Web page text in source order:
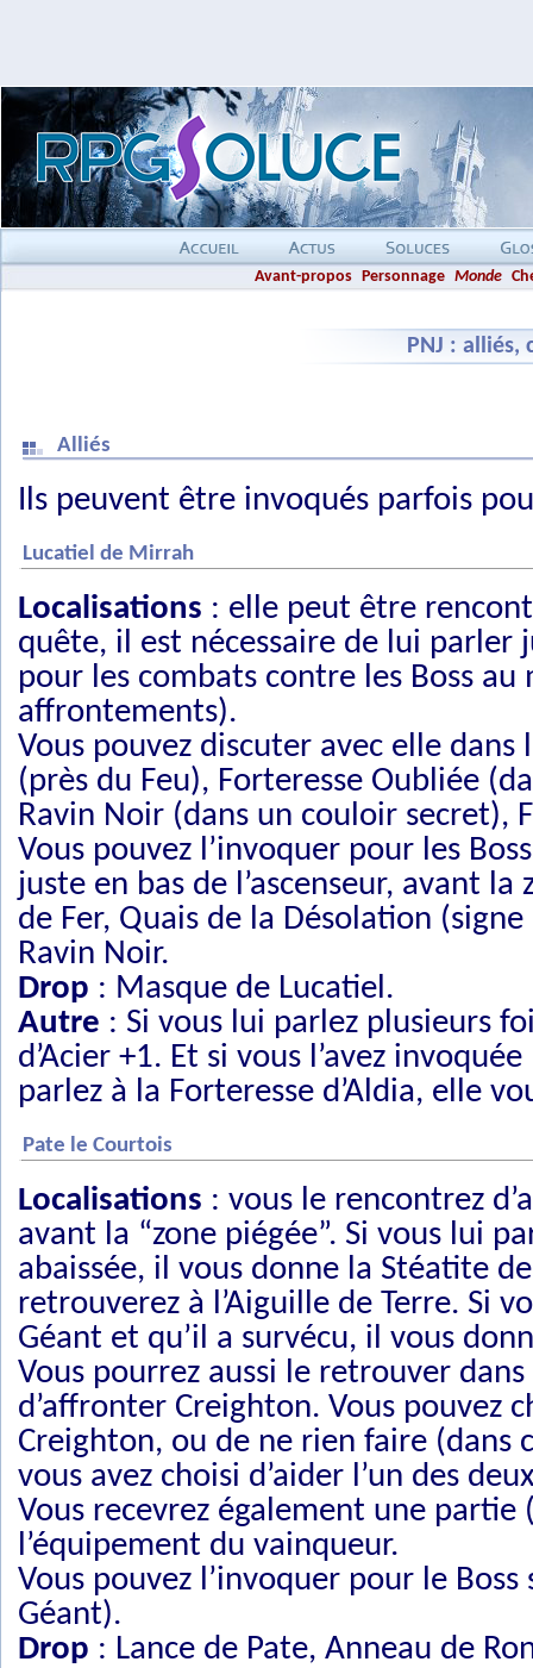
Avant-propos Personnage Monde
PNJ : alliés,
Alliés
Ils peuvent être invoqués parfois
Lucatiel de Mirrah
Localisations : elle peut être
quête, il est nécessaire de lui parler
pour les combats contre les Boss
affrontements).
Vous pouvez discuter avec elle
(près du Feu), Forteresse Oubliée
Ravin Noir (dans un couloir secret),
Vous pouvez l’invoquer pour les
juste en bas de l’ascenseur, avant
de Fer, Quais de la Désolation
Ravin Noir.
Drop : Masque de Lucatiel.
Autre : Si vous lui parlez plusieurs
d’Acier +1. Et si vous l’avez
parlez à la Forteresse d’Aldia, elle
Pate le Courtois
Localisations : vous le rencontrez
avant la “zone piégée”. Si vous lui
abaissée, il vous donne la Stéatite
retrouverez à l’Aiguille de Terre. Si
Géant et qu’il a survécu, il vous
Vous pourrez aussi le retrouver
d’affronter Creighton. Vous pouvez
Creighton, ou de ne rien faire (dans
vous avez choisi d’aider l’un des
Vous recevrez également une
l’équipement du vainqueur.
Vous pouvez l’invoquer pour le
Géant).
Drop : Lance de Pate, Anneau de